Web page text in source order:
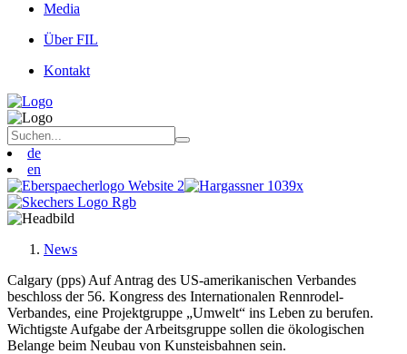
Media
Über FIL
Kontakt
de
en
News
Calgary (pps) Auf Antrag des US-amerikanischen Verbandes
beschloss der 56. Kongress des Internationalen Rennrodel-
Verbandes, eine Projektgruppe „Umwelt“ ins Leben zu berufen.
Wichtigste Aufgabe der Arbeitsgruppe sollen die ökologischen
Belange beim Neubau von Kunsteisbahnen sein.